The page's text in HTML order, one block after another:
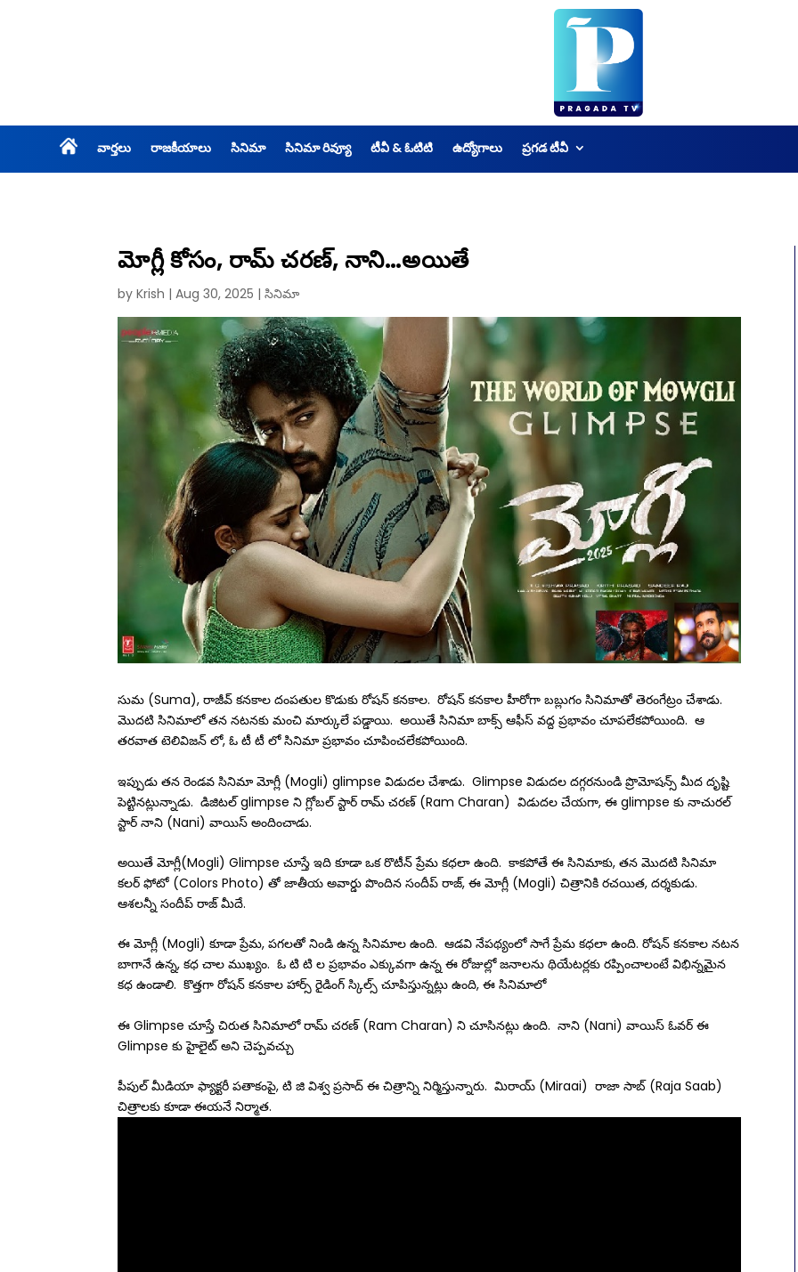
వార్తలు రాజకీయాలు సినిమా సినిమా రివ్యూ టీవీ & ఓటిటి ఉద్యోగాలు ప్రగడ టీవీ
మోగ్లీ కోసం, రామ్ చరణ్, నాని…అయితే
by Krish | Aug 30, 2025 | సినిమా
సుమ (Suma), రాజీవ్ కనకాల దంపతుల కొడుకు రోషన్ కనకాల. రోషన్ కనకాల హీరోగా బబ్లుగం సినిమాతో తెరంగేట్రం చేశాడు.
మొదటి సినిమాలో తన నటనకు మంచి మార్కులే పడ్డాయి. అయితే సినిమా బాక్స్ ఆఫీస్ వద్ద ప్రభావం చూపలేకపోయింది. ఆ
తరవాత టెలివిజన్ లో, ఓ టీ టీ లో సినిమా ప్రభావం చూపించలేకపోయింది.
ఇప్పుడు తన రెండవ సినిమా మోగ్లీ (Mogli) glimpse విడుదల చేశాడు. Glimpse విడుదల దగ్గరనుండి ప్రొమోషన్స్ మీద దృష్టి
పెట్టినట్లున్నాడు. డిజిటల్ glimpse ని గ్లోబల్ స్టార్ రామ్ చరణ్ (Ram Charan) విడుదల చేయగా, ఈ glimpse కు నాచురల్
స్టార్ నాని (Nani) వాయిస్ అందించాడు.
అయితే మోగ్లీ(Mogli) Glimpse చూస్తే ఇది కూడా ఒక రొటీన్ ప్రేమ కధలా ఉంది. కాకపోతే ఈ సినిమాకు, తన మొదటి సినిమా
కలర్ ఫోటో (Colors Photo) తో జాతీయ అవార్డు పొందిన సందీప్ రాజ్, ఈ మోగ్లీ (Mogli) చిత్రానికి రచయిత, దర్శకుడు.
ఆశలన్నీ సందీప్ రాజ్ మీదే.
ఈ మోగ్లీ (Mogli) కూడా ప్రేమ, పగలతో నిండి ఉన్న సినిమాల ఉంది. ఆడవి నేపథ్యంలో సాగే ప్రేమ కధలా ఉంది. రోషన్ కనకాల నటన
బాగానే ఉన్న, కధ చాల ముఖ్యం. ఓ టి టి ల ప్రభావం ఎక్కువగా ఉన్న ఈ రోజుల్లో జనాలను థియేటర్లకు రప్పించాలంటే విభిన్నమైన
కధ ఉండాలి. కొత్తగా రోషన్ కనకాల హార్స్ రైడింగ్ స్కిల్స్ చూపిస్తున్నట్లు ఉంది, ఈ సినిమాలో
ఈ Glimpse చూస్తే చిరుత సినిమాలో రామ్ చరణ్ (Ram Charan) ని చూసినట్లు ఉంది. నాని (Nani) వాయిస్ ఓవర్ ఈ
Glimpse కు హైలైట్ అని చెప్పవచ్చు
పీపుల్ మీడియా ఫ్యాక్టరీ పతాకంపై, టి జి విశ్వ ప్రసాద్ ఈ చిత్రాన్ని నిర్మిస్తున్నారు. మిరాయ్ (Miraai) రాజా సాబ్ (Raja Saab)
చిత్రాలకు కూడా ఈయనే నిర్మాత.